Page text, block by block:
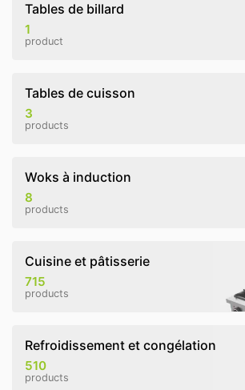
Tables de billard
1
product
Tables de cuisson
3
products
Woks à induction
8
products
Cuisine et pâtisserie
715
products
Refroidissement et congélation
510
products